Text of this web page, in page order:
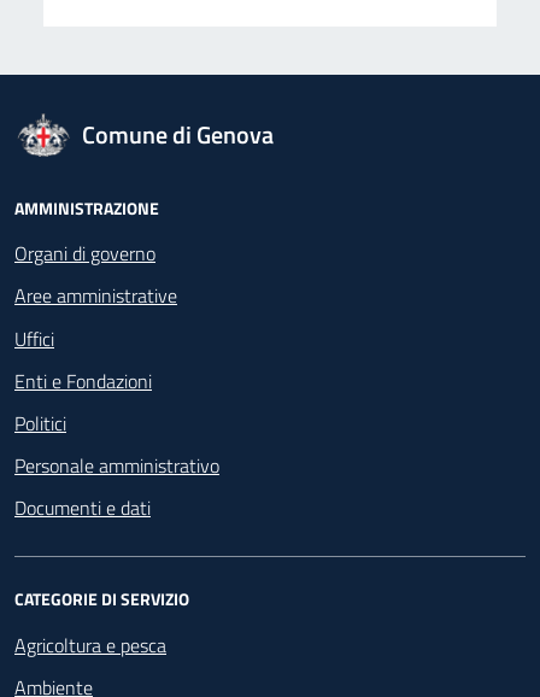
logo Unione Europea
Comune di Genova
Footer - Navigazione
AMMINISTRAZIONE
Organi di governo
Aree amministrative
Uffici
Enti e Fondazioni
Politici
Personale amministrativo
Documenti e dati
CATEGORIE DI SERVIZIO
Agricoltura e pesca
Ambiente